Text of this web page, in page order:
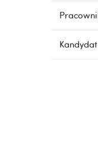
Kandydat